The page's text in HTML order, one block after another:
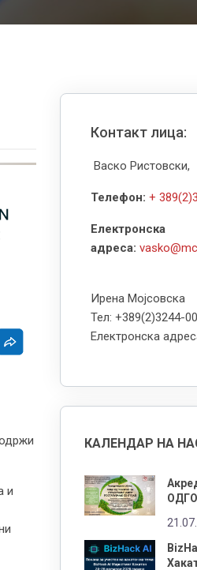
и
Контакт лица:
Васко Ристовски,
Телефон: +
Електронска
адреса:
Ирена Мојсовскa
Тел: +389(2)3244-
Eлектронска
КАЛЕНДАР НА